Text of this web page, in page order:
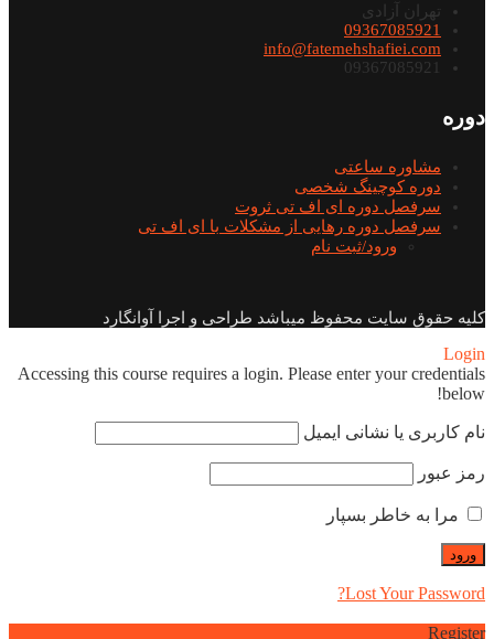
تهران آزادی
09367085921
info@fatemehshafiei.com
09367085921
دوره
مشاوره ساعتی
دوره کوچینگ شخصی
سرفصل دوره ای اف تی ثروت
سرفصل دوره رهایی از مشکلات با ای اف تی
ورود/ثبت نام
کلیه حقوق سایت محفوظ میباشد طراحی و اجرا آوانگارد
Login
Accessing this course requires a login. Please enter your credentials
below!
نام کاربری یا نشانی ایمیل
رمز عبور
مرا به خاطر بسپار
Lost Your Password?
Register